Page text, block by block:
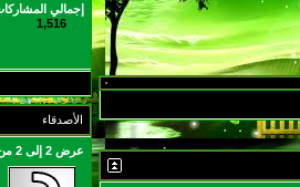
آخر
212794 آخر رد:
آخر
1461221 آخر رد:محمد
آخر
إجمالي
1,516
الأصدقاء
عرض 2 إلى 2 من الأصدقاء